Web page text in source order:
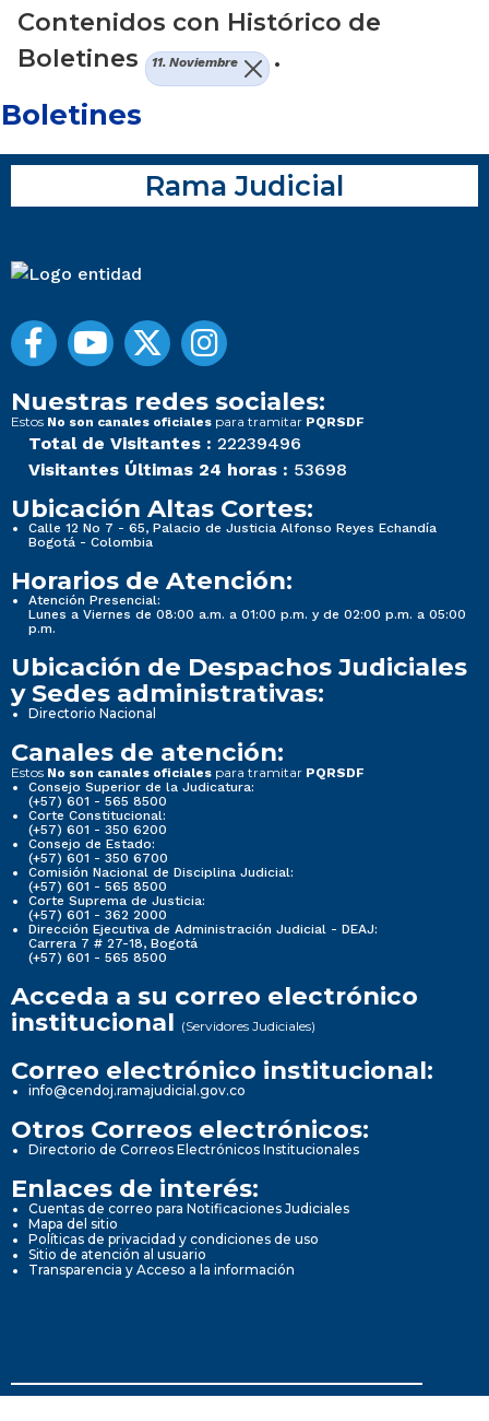
Contenidos con Histórico de
Boletines
11. Noviembre .
Boletines
Rama Judicial
Nuestras redes sociales:
Estos No son canales oficiales para tramitar PQRSDF
Total de Visitantes : 22239496
Visitantes Últimas 24 horas : 53698
Ubicación Altas Cortes:
Calle 12 No 7 - 65, Palacio de Justicia Alfonso Reyes Echandía
Bogotá - Colombia
Horarios de Atención:
Atención Presencial:
Lunes a Viernes de 08:00 a.m. a 01:00 p.m. y de 02:00 p.m. a 05:00
p.m.
Ubicación de Despachos Judiciales
y Sedes administrativas:
Directorio Nacional
Canales de atención:
Estos No son canales oficiales para tramitar PQRSDF
Consejo Superior de la Judicatura:
(+57) 601 - 565 8500
Corte Constitucional:
(+57) 601 - 350 6200
Consejo de Estado:
(+57) 601 - 350 6700
Comisión Nacional de Disciplina Judicial:
(+57) 601 - 565 8500
Corte Suprema de Justicia:
(+57) 601 - 362 2000
Dirección Ejecutiva de Administración Judicial - DEAJ:
Carrera 7 # 27-18, Bogotá
(+57) 601 - 565 8500
Acceda a su correo electrónico
institucional (Servidores Judiciales)
Correo electrónico institucional:
info@cendoj.ramajudicial.gov.co
Otros Correos electrónicos:
Directorio de Correos Electrónicos Institucionales
Enlaces de interés:
Cuentas de correo para Notificaciones Judiciales
Mapa del sitio
Políticas de privacidad y condiciones de uso
Sitio de atención al usuario
Transparencia y Acceso a la información